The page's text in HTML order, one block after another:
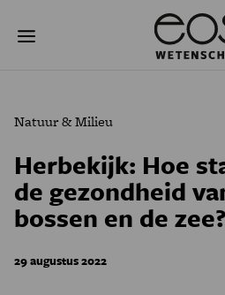
naar
NATUURWETENSCHAPPEN
PSYCHE & BREIN
Natuur & Milieu
Herbekijk: Hoe
de gezondheid
bossen en de zee?
29 augustus 2022